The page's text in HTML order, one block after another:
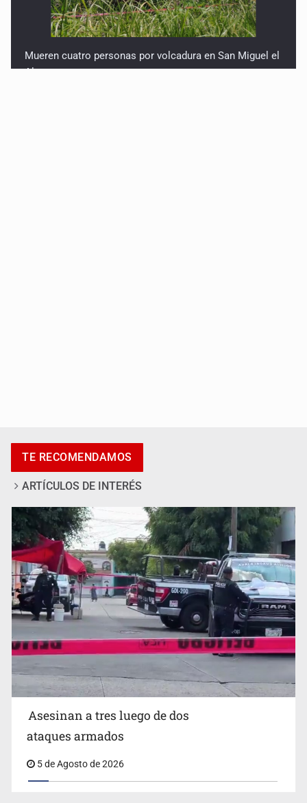
Mueren cuatro personas por volcadura en San Miguel el
Alto
Asesinan a tres luego de dos ataques armados
Mujer resulta lesionada tras ataque de pitbull en
Zapopan
TE RECOMENDAMOS
ARTÍCULOS DE INTERÉS
Asesinan a tres luego de dos
ataques armados
5 de Agosto de 2026